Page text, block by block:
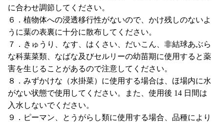
に合わせ調節してください。
６．植物体への浸透移行性がないので、かけ残しのないよ
うに葉の表裏に十分に散布してください。
７．きゅうり、なす、はくさい、だいこん、非結球あぶら
な科葉菜類、なばな及びセルリーの幼苗期に使用すると薬
害を生じることがあるので注意してください。
８．みずかけな（水掛菜）に使用する場合は、ほ場内に水
がない状態で使用してください。また、使用後 14 日間は
入水しないでください。
９．ピーマン、とうがらし類に使用する場合、品種により